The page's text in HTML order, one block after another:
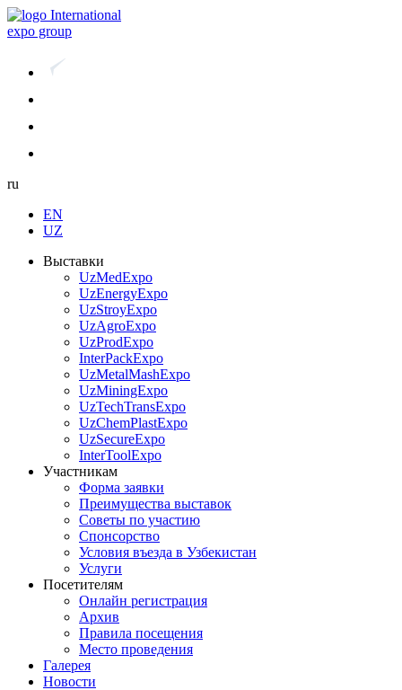
International
expo group
ru
EN
UZ
Выставки
UzMedExpo
UzEnergyExpo
UzStroyExpo
UzAgroExpo
UzProdExpo
InterPackExpo
UzMetalMashExpo
UzMiningExpo
UzTechTransExpo
UzChemPlastExpo
UzSecureExpo
InterToolExpo
Участникам
Форма заявки
Преимущества выставок
Советы по участию
Спонсорство
Условия въезда в Узбекистан
Услуги
Посетителям
Онлайн регистрация
Архив
Правила посещения
Место проведения
Галерея
Новости